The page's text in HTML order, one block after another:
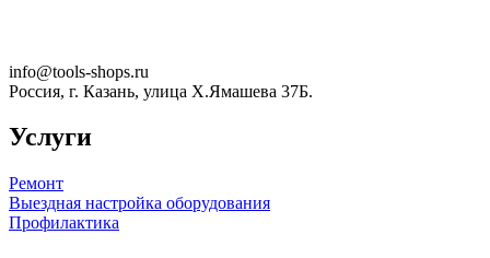
info@tools-shops.ru
Россия, г. Казань, улица Х.Ямашева 37Б.
Услуги
Ремонт
Выездная настройка оборудования
Профилактика